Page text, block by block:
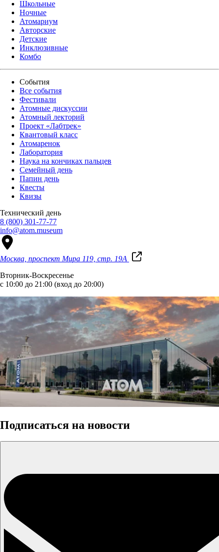
Школьные
Ночные
Атомариум
Авторские
Детские
Инклюзивные
Комбо
События
Все события
Фестивали
Атомные дискуссии
Атомный лекторий
Проект «Лабтрек»
Квантовый класс
Атомаренок
Лаборатория
Наука на кончиках пальцев
Семейный день
Папин день
Квесты
Квизы
Технический день
8 (800) 301-77-77
info@atom.museum
Москва, проспект Мира 119, стр. 19А
Вторник-Воскресенье
с 10:00 до 21:00 (вход до 20:00)
Подписаться на новости